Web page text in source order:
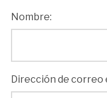
Nombre:
Dirección de correo